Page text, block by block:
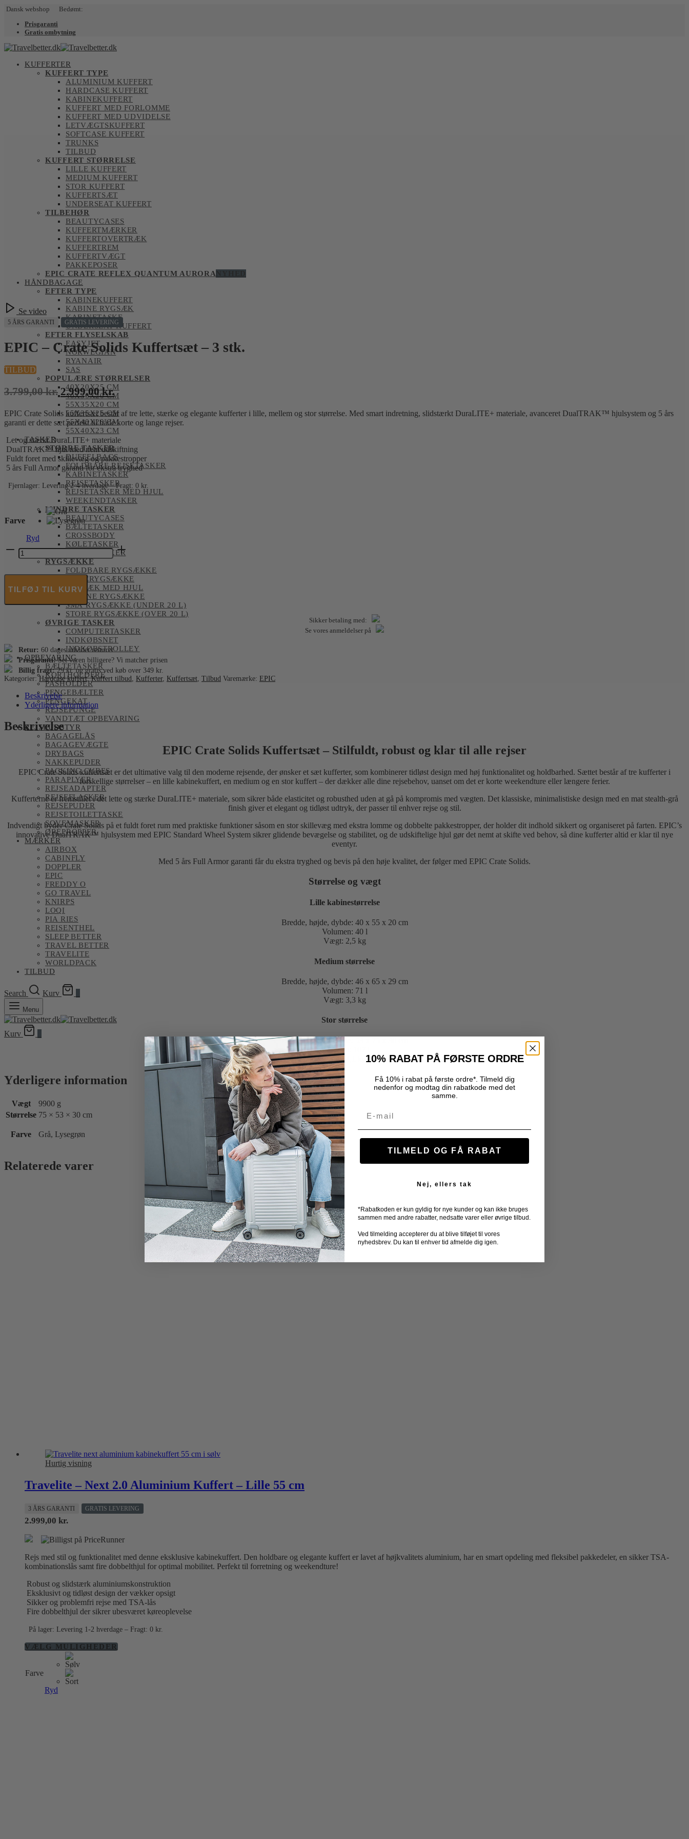
Dansk webshop Bedømt:
Prisgaranti
Gratis ombytning
KUFFERTER
KUFFERT TYPE
ALUMINIUM KUFFERT
HARDCASE KUFFERT
KABINEKUFFERT
KUFFERT MED FORLOMME
KUFFERT MED UDVIDELSE
LETVÆGTSKUFFERT
SOFTCASE KUFFERT
TRUNKS
TILBUD
KUFFERT STØRRELSE
LILLE KUFFERT
MEDIUM KUFFERT
STOR KUFFERT
KUFFERTSÆT
UNDERSEAT KUFFERT
TILBEHØR
BEAUTYCASES
KUFFERTMÆRKER
KUFFERTOVERTRÆK
KUFFERTREM
KUFFERTVÆGT
PAKKEPOSER
EPIC CRATE REFLEX QUANTUM AURORA
HÅNDBAGAGE
EFTER TYPE
KABINEKUFFERT
KABINE RYGSÆK
KABINETASKE
UNDERSEAT KUFFERT
EFTER FLYSELSKAB
EASYJET
NORWEGIAN
RYANAIR
SAS
POPULÆRE STØRRELSER
40X20X25 CM
40X30X20 CM
55X35X20 CM
55X35X25 CM
55X40X20 CM
55X40X23 CM
TASKER
STØRRE TASKER
DUFFELBAGS
FOLDBARE REJSETASKER
KABINETASKER
REJSETASKER
REJSETASKER MED HJUL
WEEKENDTASKER
MINDRE TASKER
BEAUTYCASES
BÆLTETASKER
CROSSBODY
KØLETASKER
TOILETTASKER
RYGSÆKKE
FOLDBARE RYGSÆKKE
REJSERYGSÆKKE
RYGSÆK MED HJUL
KABINE RYGSÆKKE
SMÅ RYGSÆKKE (UNDER 20 L)
STORE RYGSÆKKE (OVER 20 L)
ØVRIGE TASKER
COMPUTERTASKER
INDKØBSNET
INDKØBSTROLLEY
OPBEVARING
BÆLTETASKER
KORTHOLDERE
PASHOLDER
PENGEBÆLTER
PENGEKAT
REJSEPUNGE
VANDTÆT OPBEVARING
REJSEUDSTYR
BAGAGELÅS
BAGAGEVÆGTE
DRYBAGS
NAKKEPUDER
PACKING CUBES
PARAPLYER
REJSEADAPTER
REJSEFLASKER
REJSEPUDER
REJSETOILETTASKE
SOVEMASKER
ØREPROPPER
MÆRKER
AIRBOX
CABINFLY
DOPPLER
EPIC
FREDDY O
GO TRAVEL
KNIRPS
LOQI
PIA RIES
REISENTHEL
SLEEP BETTER
TRAVEL BETTER
TRAVELITE
WORLDPACK
TILBUD
Search Kurv
Menu
Kurv
Se video
5 ÅRS GARANTI GRATIS LEVERING
EPIC – Crate Solids Kuffertsæt – 3 stk.
TILBUD
3.799,00kr. Den
oprindelige
pris
var:
3.799,00 kr..
2.999,00kr.Den
aktuelle
pris
er:
2.999,00 kr..
EPIC Crate Solids kuffertsæt består af tre lette, stærke og elegante kufferter i lille, mellem og stor størrelse. Med smart indretning, slidstærkt DuraLITE+ materiale, avanceret DualTRAK™ hjulsystem og 5 års
garanti er dette sæt perfekt til både korte og lange rejser.
Let og stærkt DuraLITE+ materiale
DualTRAK™ hjul med nem udskiftning
Fuldt foret med skillevæg og pakkestropper
5 års Full Armor garanti for ekstra tryghed
Fjernlager: Levering 2-4 hverdage – Fragt: 0 kr.
Farve
Ryd
EPIC
-
Solids
-
3
TILFØJ TIL KURV
Sikker betaling med:
Se vores anmeldelser på
Retur: 60 dages udvidet returret
Prisgaranti:Set varen billigere? Vi matcher prisen
Billig fragt:29 kr. og gratis ved køb over 349 kr.
Kategorier:Hardcase kuffert,Kuffert tilbud Kufferter, Kuffertsæt Tilbud Varemærke: EPIC
Beskrivelse
Yderligere information
Beskrivelse
EPIC Crate Solids Kuffertsæt – Stilfuldt, robust og klar til alle rejser
EPIC Crate Solids kuffertsæt er det ultimative valg til den moderne rejsende, der ønsker et sæt kufferter, som kombinerer tidløst design med høj funktionalitet og holdbarhed. Sættet består af tre kufferter i
forskellige størrelser – en lille kabinekuffert, en medium og en stor kuffert – der dækker alle dine rejsebehov, uanset om det er korte weekendture eller længere ferier.
Kufferterne er fremstillet i det lette og stærke DuraLITE+ materiale, som sikrer både elasticitet og robusthed uden at gå på kompromis med vægten. Det klassiske, minimalistiske design med en mat stealth-grå
finish giver et elegant og tidløst udtryk, der passer til enhver rejse og stil.
Indvendigt byder Crate Solids på et fuldt foret rum med praktiske funktioner såsom en stor skillevæg med ekstra lomme og dobbelte pakkestropper, der holder dit indhold sikkert og organiseret på farten. EPIC’s
innovative DualTRAK™ hjulsystem med EPIC Standard Wheel System sikrer glidende bevægelse og stabilitet, og de udskiftelige hjul gør det nemt at skifte ved behov, så dine kufferter altid er klar til nye
eventyr.
Med 5 års Full Armor garanti får du ekstra tryghed og bevis på den høje kvalitet, der følger med EPIC Crate Solids.
Størrelse og vægt
Lille kabinestørrelse
Bredde, højde, dybde: 40 x 55 x 20 cm
Volumen: 40 l
Vægt: 2,5 kg
Medium størrelse
Bredde, højde, dybde: 46 x 65 x 29 cm
Volumen: 71 l
Vægt: 3,3 kg
Stor størrelse
Bredde, højde, dybde: 53 x 75 x 30 cm
Volumen: 107 l
Vægt: 4,1 kg
Yderligere information
Vægt
9900 g
Størrelse 75 × 53 × 30 cm
Farve Grå, Lysegrøn
Relaterede varer
Hurtig visning
Travelite – Next 2.0 Aluminium Kuffert – Lille 55 cm
3 ÅRS GARANTI GRATIS LEVERING
2.999,00 kr.
Rejs med stil og funktionalitet med denne eksklusive kabinekuffert. Den holdbare og elegante kuffert er lavet af højkvalitets aluminium, har en smart opdeling med fleksibel pakkedeler, en sikker TSA-
kombinationslås samt fire dobbelthjul for optimal mobilitet. Perfekt til forretning og weekendture!
Robust og slidstærk aluminiumskonstruktion
Eksklusivt og tidløst design der vækker opsigt
Sikker og problemfri rejse med TSA-lås
Fire dobbelthjul der sikrer ubesværet køreoplevelse
På lager: Levering 1-2 hverdage – Fragt: 0 kr.
VÆLG MULIGHEDERDette
Farve
Ryd
10% RABAT PÅ FØRSTE ORDRE
Få 10% i rabat på første ordre*. Tilmeld dig
nedenfor og modtag din rabatkode med det
samme.
Email
TILMELD OG FÅ RABAT
Nej, ellers tak
*Rabatkoden er kun gyldig for nye kunder og kan ikke bruges
sammen med andre rabatter, nedsatte varer eller øvrige tilbud.
Ved tilmelding accepterer du at blive tilføjet til vores
nyhedsbrev. Du kan til enhver tid afmelde dig igen.